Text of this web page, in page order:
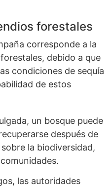
forestales
corresponde a la
debido a que
condiciones de sequía
de estos
un bosque puede
después de
la biodiversidad,
las autoridades